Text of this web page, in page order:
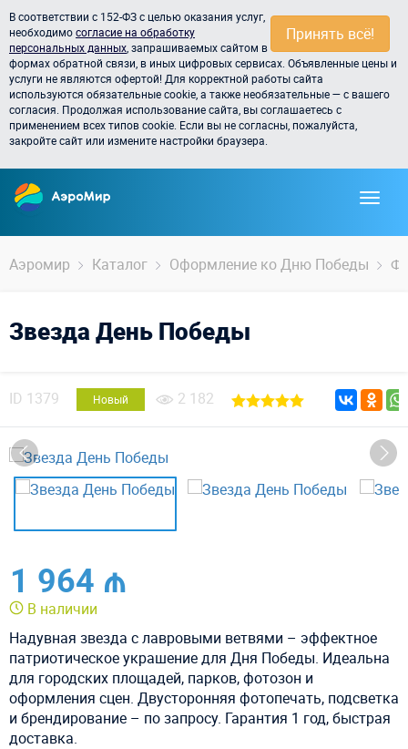
Принять всё!
В соответствии с 152-ФЗ с целью оказания услуг,
необходимосогласие на обработку
персональных данных , запрашиваемых сайтом в
формах обратной связи, в иных цифровых сервисах. Объявленные цены и
услуги не являются офертой! Для корректной работы сайта
используются обязательные cookie, а также необязательные — с вашего
согласия. Продолжая использование сайта, вы соглашаетесь с
применением всех типов cookie. Если вы не согласны, пожалуйста,
закройте сайт или измените настройки браузера.
Аэромир Каталог Оформление ко Дню Победы
Звезда День Победы
ID 1379 Новый 2 182
1 964 ₼
В наличии
Надувная звезда с лавровыми ветвями – эффектное
патриотическое украшение для Дня Победы. Идеальна
для городских площадей, парков, фотозон и
оформления сцен. Двусторонняя фотопечать, подсветка
и брендирование – по запросу. Гарантия 1 год, быстрая
доставка.